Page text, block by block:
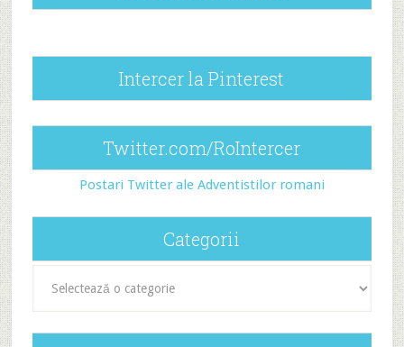
Intercer la Pinterest
Twitter.com/RoIntercer
Postari Twitter ale Adventistilor romani
Categorii